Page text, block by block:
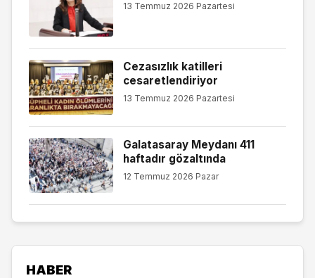
13 Temmuz 2026 Pazartesi
Cezasızlık katilleri
cesaretlendiriyor
13 Temmuz 2026 Pazartesi
Galatasaray Meydanı 411
haftadır gözaltında
12 Temmuz 2026 Pazar
HABER